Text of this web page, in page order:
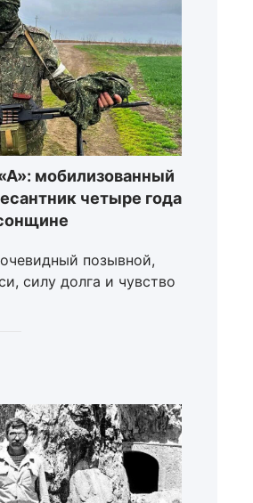
мобилизованный
четыре года
позывной,
силу долга и чувство